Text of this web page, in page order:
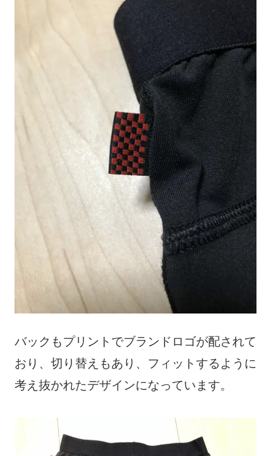
バックもプリントでブランドロゴが配されて
おり、切り替えもあり、フィットするように
考え抜かれたデザインになっています。